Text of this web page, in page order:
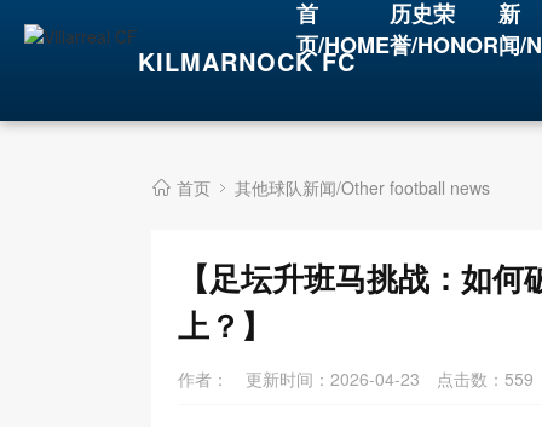
KILMARNOCK FC
首
页/HOME
历史荣
誉/HONOR
新
闻/
首页 其他球队新闻/Other football news
【足坛升班马挑战：如何
上？】
作者： 更新时间：2026-04-23 点击数： 559